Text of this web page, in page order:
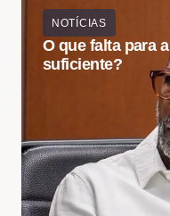
NOTÍCIAS
O que falta para
suficiente?